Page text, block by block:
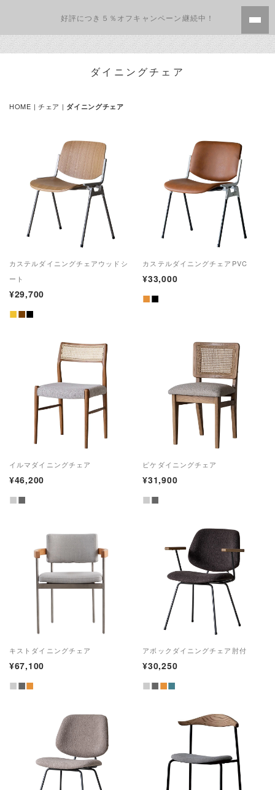
好評につき５％オフキャンペーン継続中！
ダイニングチェア
HOME | チェア | ダイニングチェア
カステルダイニングチェアウッドシ
ート
¥29,700
■■■
カステルダイニングチェアPVC
¥33,000
■■
イルマダイニングチェア
¥46,200
■■
ピケダイニングチェア
¥31,900
■■
キストダイニングチェア
¥67,100
■■■
アボックダイニングチェア肘付
¥30,250
■■■■